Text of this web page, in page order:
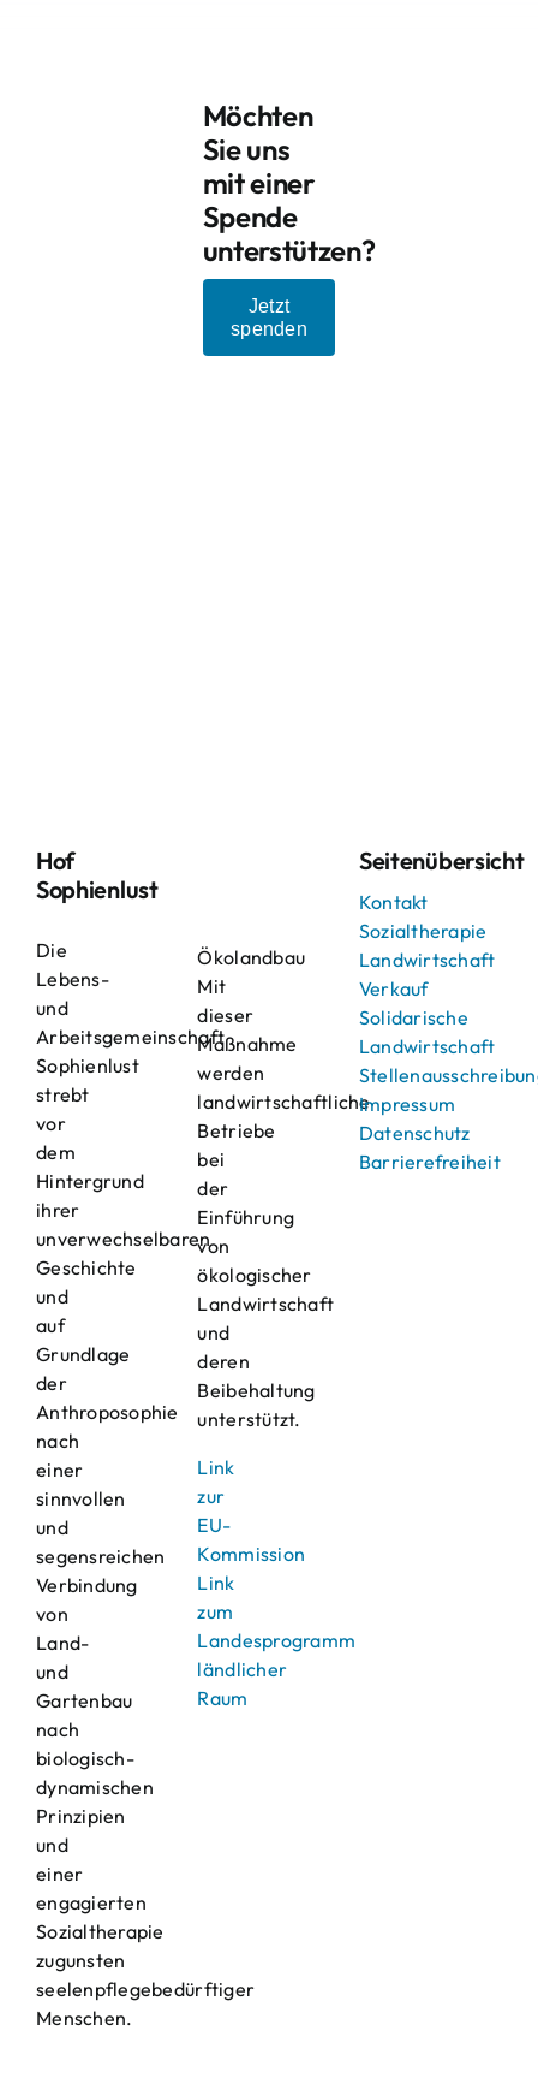
Möchten
Sie uns
mit einer
Spende
unterstützen?
Jetzt
spenden
Hof
Sophienlust
Die
Lebens-
und
Arbeitsgemeinschaft
Sophienlust
strebt
vor
dem
Hintergrund
ihrer
unverwechselbaren
Geschichte
und
auf
Grundlage
der
Anthroposophie
nach
einer
sinnvollen
und
segensreichen
Verbindung
von
Land-
und
Gartenbau
nach
biologisch-
dynamischen
Prinzipien
und
einer
engagierten
Sozialtherapie
zugunsten
seelenpflegebedürftiger
Menschen.
Ökolandbau
Mit
dieser
Maßnahme
werden
landwirtschaftliche
Betriebe
bei
der
Einführung
von
ökologischer
Landwirtschaft
und
deren
Beibehaltung
unterstützt.
Link
zur
EU-
Kommission
Link
zum
Landesprogramm
ländlicher
Raum
Seitenübersicht
Kontakt
Sozialtherapie
Landwirtschaft
Verkauf
Solidarische
Landwirtschaft
Impressum
Datenschutz
Barrierefreiheit